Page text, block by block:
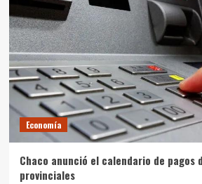
Economía
Chaco anunció el calendario de pagos
provinciales